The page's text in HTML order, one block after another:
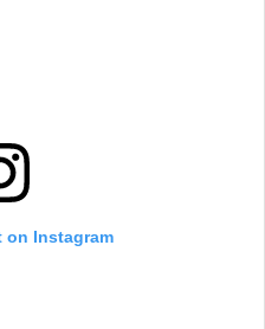
on Instagram